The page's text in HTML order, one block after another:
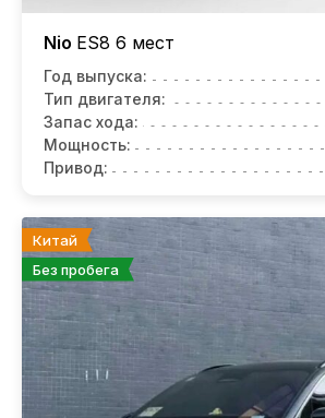
Nio ES8 6 мест
Год выпуска:
Тип двигателя:
Запас хода:
Мощность:
Привод:
Китай
Без пробега